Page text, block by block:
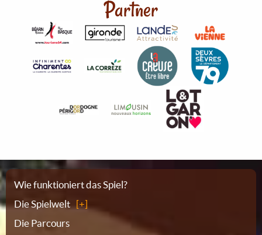
Partner
Sitemap
Wie funktioniert das Spiel?
Die Spielwelt
Die Parcours